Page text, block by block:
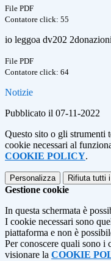
File PDF
Contatore click: 55
io leggoa dv202
File PDF
Contatore click: 64
Notizie
Pubblicato il 07-11-2022
Questo sito o gli strumenti
cookie necessari al
COOKIE POLICY.
Personalizza Rifiuta tutti
Gestione cookie
In questa schermata è
I cookie necessari sono
piattaforma e non è
Per conoscere quali sono i
visionare la COOKIE